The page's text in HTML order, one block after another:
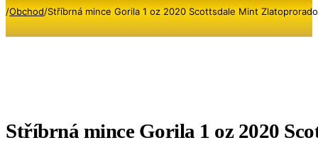
/Obchod/Stříbrná mince Gorila 1 oz 2020 Scottsdale Mint
Stříbrná mince Gorila 1 oz 2020